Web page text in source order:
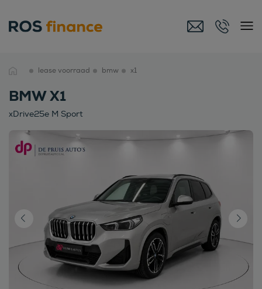
lease voorraad bmw x1
BMW X1
xDrive25e M Sport